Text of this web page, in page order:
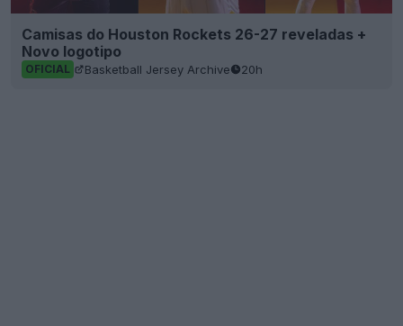
Camisas do Houston Rockets 26-27 reveladas +
Novo logotipo
OFICIAL Basketball Jersey Archive 20h